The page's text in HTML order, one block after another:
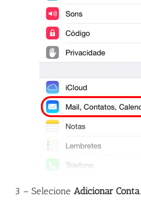
3 – Selecione Adicionar Conta.